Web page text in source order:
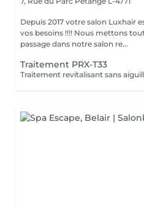
Depuis 2017 votre salon Luxhair
vos besoins !!!! Nous mettons tout en oeuvre pour que votre
passage dans notre salon re...
Traitement PRX-T33